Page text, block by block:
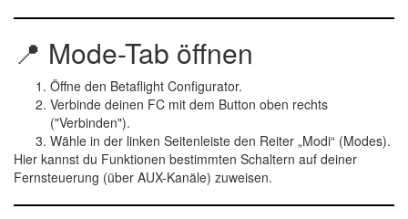
📍 Mode-Tab öffnen
Öffne den Betaflight Configurator.
Verbinde deinen FC mit dem Button oben rechts
("Verbinden").
Wähle in der linken Seitenleiste den Reiter „Modi“ (Modes).
Hier kannst du Funktionen bestimmten Schaltern auf deiner
Fernsteuerung (über AUX-Kanäle) zuweisen.